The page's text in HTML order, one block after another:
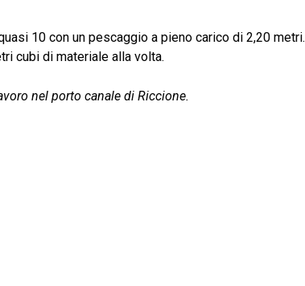
10 con un pescaggio a pieno carico di 2,20
cubi di materiale alla volta.
nel porto canale di Riccione.